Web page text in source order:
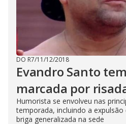
DO R7/11/12/2018
Evandro Santo
marcada por
Humorista se envolveu nas
temporada, incluindo a
briga generalizada na sede